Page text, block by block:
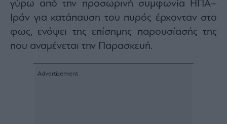
Table
For
Two
Μετοχές
γύρω από την προσωρινή συμφωνία ΗΠΑ–
Ιράν για κατάπαυση του πυρός έρχονταν στο
φως, ενόψει της επίσημης παρουσίασής της
που αναμένεται την Παρασκευή.